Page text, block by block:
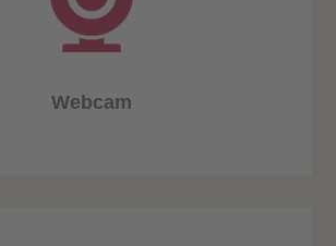
Webcam